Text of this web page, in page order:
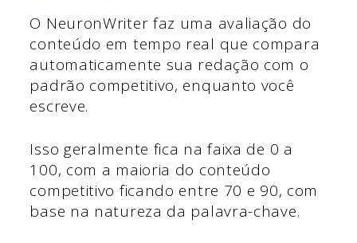
O NeuronWriter faz uma avaliação do
conteúdo em tempo real que compara
automaticamente sua redação com o
padrão competitivo, enquanto você
escreve.
Isso geralmente fica na faixa de 0 a
100, com a maioria do conteúdo
competitivo ficando entre 70 e 90, com
base na natureza da palavra-chave.